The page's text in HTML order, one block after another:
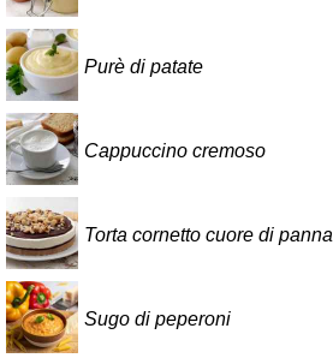
Purè di patate
Cappuccino cremoso
Torta cornetto cuore di panna
Sugo di peperoni